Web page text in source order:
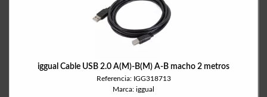
iggual Cable USB 2.0 A(M)-B(M) A-B macho 2 metros
Referencia: IGG318713
Marca: iggual